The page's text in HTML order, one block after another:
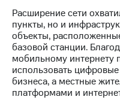
Корпоративное
управление
Корпоративный
секретарь
Раскрытие
информации
Информация
Расширение сети
пункты, но и
объекты,
базовой станции.
мобильному интернету
использовать
бизнеса, а местные
платформами и